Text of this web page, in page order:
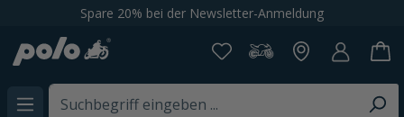
springenSpare 20% bei der Newsletter-Anmeldung